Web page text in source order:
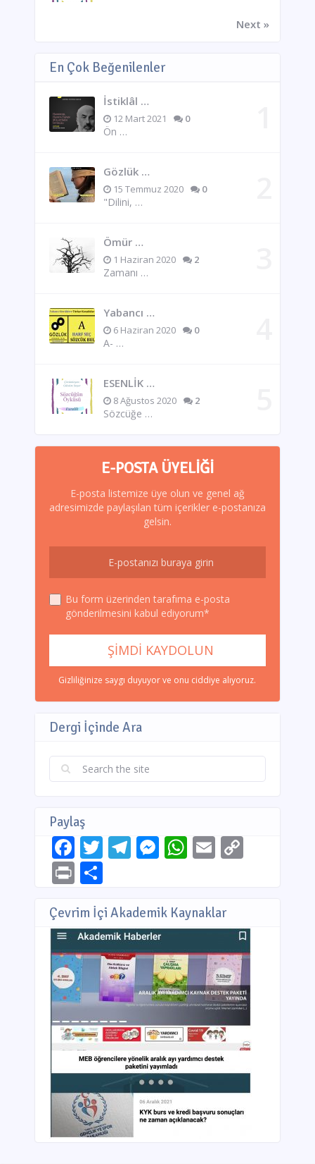
Next »
En Çok Beğenilenler
İstiklâl …
12 Mart 2021 0
Ön …
Gözlük …
15 Temmuz 2020 0
"Dilini, …
Ömür …
1 Haziran 2020 2
Zamanı …
Yabancı …
6 Haziran 2020 0
A- …
ESENLİK …
8 Ağustos 2020 2
Sözcüğe …
E-POSTA ÜYELIĞI
E-posta listemize üye olun ve genel ağ
adresimizde paylaşılan tüm içerikler e-postanıza
gelsin.
Bu form üzerinden tarafıma e-posta
gönderilmesini kabul ediyorum*
Gizliliğinize saygı duyuyor ve onu ciddiye alıyoruz.
Dergi İçinde Ara
Paylaş
Facebook
Twitter
Telegram
Messenger
WhatsApp
EmailCopy
PrintShare
Çevrim İçi Akademik Kaynaklar